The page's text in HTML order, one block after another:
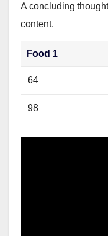
A concluding
content.
Food 1
64
98